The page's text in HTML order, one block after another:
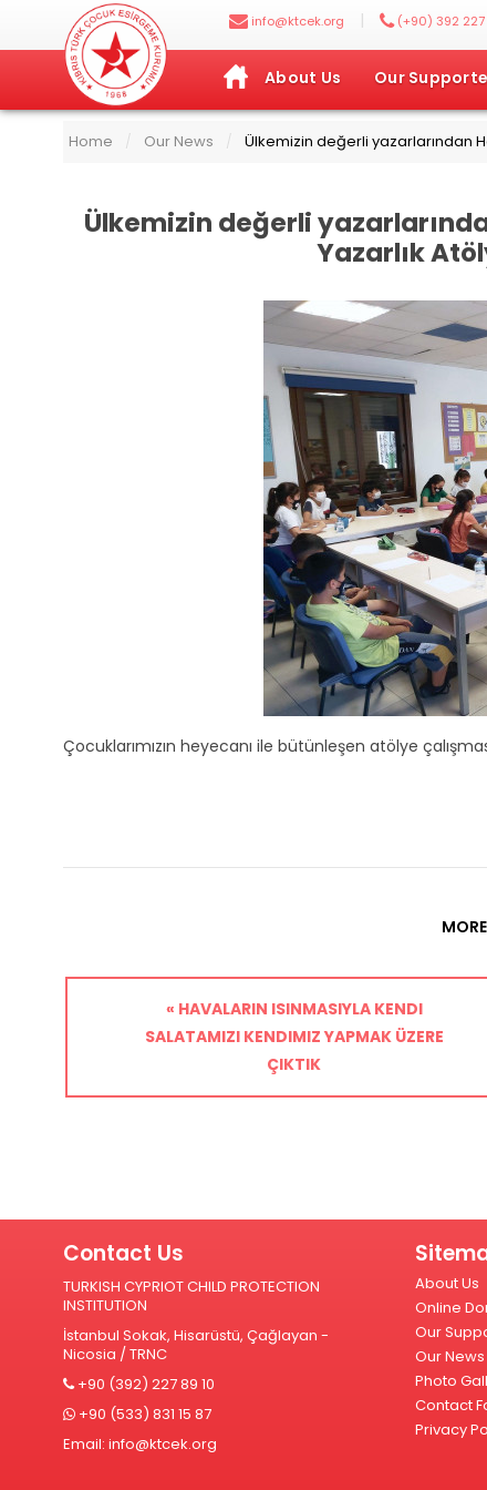
info@ktcek.org | (+90) 392 227
About Us Our
Home / Our News / Ülkemizin değerli yazarlarından
Ülkemizin değerli
Yazarlık
Çocuklarımızın heyecanı ile bütünleşen atölye
« HAVALARIN ISINMASIYLA KENDI
SALATAMIZI KENDIMIZ YAPMAK ÜZERE
ÇIKTIK
Contact Us
TURKISH CYPRIOT CHILD PROTECTION
INSTITUTION
İstanbul Sokak, Hisarüstü, Çağlayan -
Nicosia / TRNC
+90 (392) 227 89 10
+90 (533) 831 15 87
Email: info@ktcek.org
About Us
Online
Our
Our News
Photo
Contact
Privacy